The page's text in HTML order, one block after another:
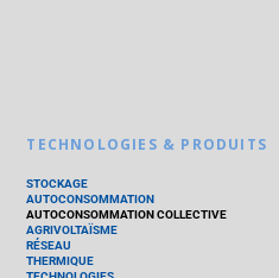
TECHNOLOGIES & PRODUITS
STOCKAGE
AUTOCONSOMMATION
AUTOCONSOMMATION COLLECTIVE
AGRIVOLTAÏSME
RÉSEAU
THERMIQUE